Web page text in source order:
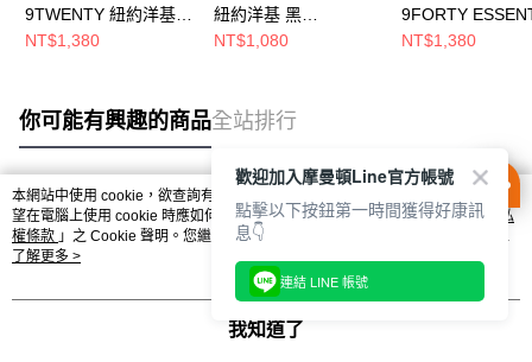
9TWENTY 紐約洋基
黑 NE70694965
NT$1,380
紐約洋基 黑
NE70788573
NT$1,080
9FORTY
紐約洋基
NT$1,380
你可能有興趣的商品全站排行
熱門標籤
本網站中使用 cookie，欲查詢有關本網站使用 cookie 方式之詳情，及若您不希
望在電腦上使用 cookie 時應如何變更電腦的 cookie 設定，請參閱本網站「
隱私
權條款 」之 Cookie 聲明。您繼續使用本網站即表示您同意本公司得按本網站使
用條款之 Cookie 聲明使用 cookie。
了解更多 >
我知道了
歡迎加入摩曼頓Line官方帳號
點擊以下按鈕第一時間獲得好康訊
息👇
連結 LINE 帳號